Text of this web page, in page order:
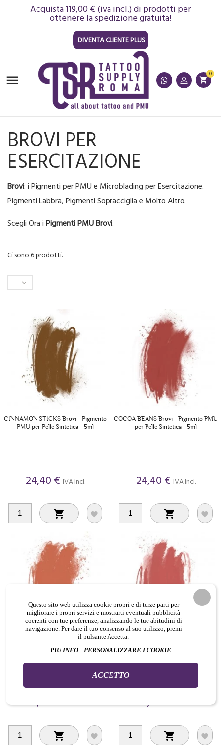
Acquista 119,00 € (iva incl.) di prodotti per
ottenere la spedizione gratuita!
DIVENTA CLIENTE PLUS
 shopping_cart
0
BROVI PER
ESERCITAZIONE
Brovi: i Pigmenti per PMU e Microblading per Esercitazione.
Pigmenti Labbra, Pigmenti Sopracciglia e Molto Altro.
Scegli Ora iPigmenti PMU Brovi.
Ci sono 6 prodotti.

CINNAMON STICKS Brovi - Pigmento
PMU per Pelle Sintetica - 5ml
24,40 € IVA Incl.
 
COCOA BEANS Brovi - Pigmento PMU
per Pelle Sintetica - 5ml
24,40 € IVA Incl.
 
SALTED CARAMEL Brovi - Pigmento
PMU per Pelle Sintetica - 5ml
24,40 €IVA Incl.
 
DUSTY ROSE Brovi - Pigmento PMU
per Pelle Sintetica - 5ml
24,40 €IVA Incl.
 
Questo sito web utilizza cookie propri e di terze parti per
migliorare i propri servizi e mostrarti eventuali pubblicità
coerenti con tue preferenze, analizzando le tue abitudini di
navigazione. Per dare il tuo consenso al suo utilizzo, premi
il pulsante Accetta.
PIÚ INFO
PERSONALIZZARE I COOKIE
ACCETTO